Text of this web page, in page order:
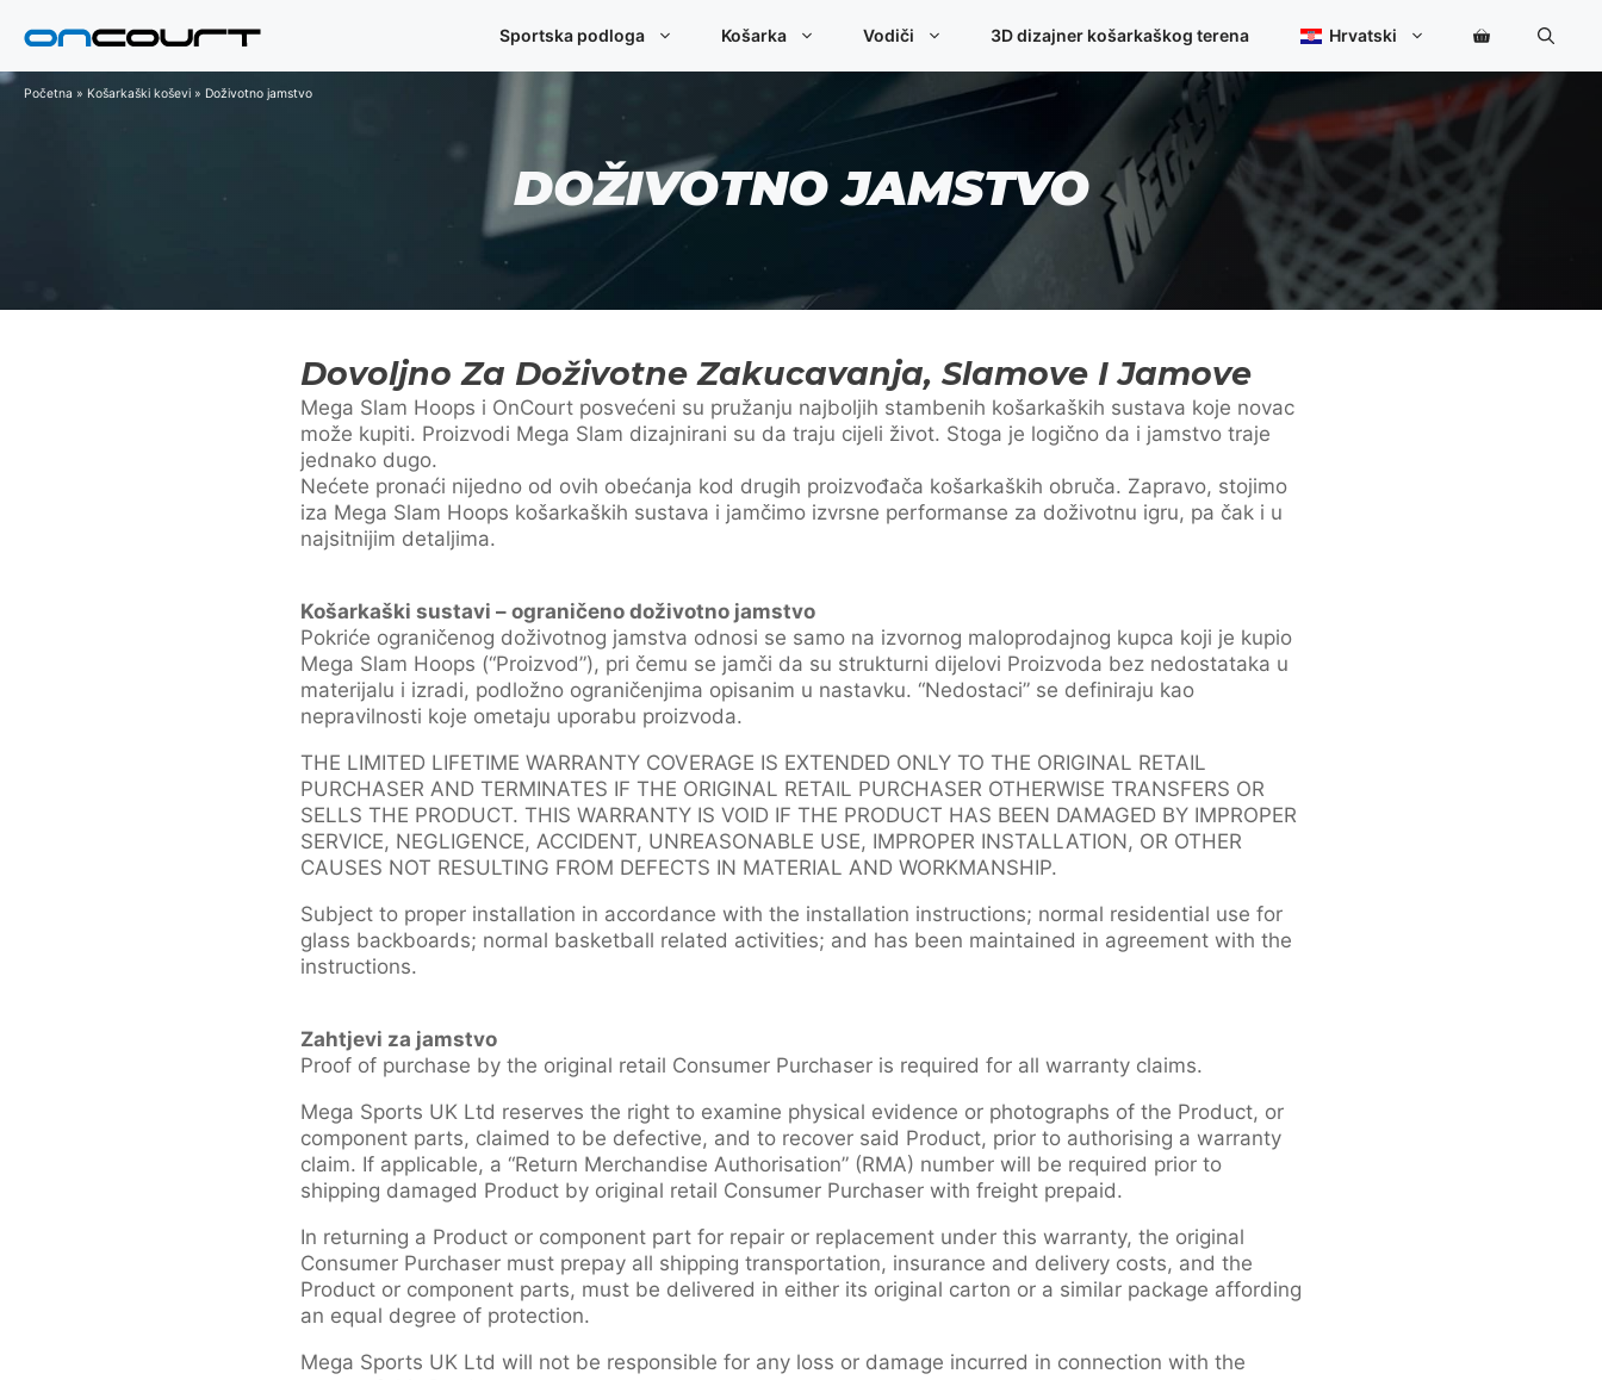
Sportska podloga Košarka Vodiči 3D dizajner košarkaškog terena Hrvatski
Početna » Košarkaški koševi » Doživotno jamstvo
DOŽIVOTNO JAMSTVO
Dovoljno Za Doživotne Zakucavanja, Slamove I Jamove
Mega Slam Hoops i OnCourt posvećeni su pružanju najboljih stambenih košarkaških sustava koje novac
može kupiti. Proizvodi Mega Slam dizajnirani su da traju cijeli život. Stoga je logično da i jamstvo traje
jednako dugo.
Nećete pronaći nijedno od ovih obećanja kod drugih proizvođača košarkaških obruča. Zapravo, stojimo
iza Mega Slam Hoops košarkaških sustava i jamčimo izvrsne performanse za doživotnu igru, pa čak i u
najsitnijim detaljima.
Košarkaški sustavi – ograničeno doživotno jamstvo
Pokriće ograničenog doživotnog jamstva odnosi se samo na izvornog maloprodajnog kupca koji je kupio
Mega Slam Hoops (“Proizvod”), pri čemu se jamči da su strukturni dijelovi Proizvoda bez nedostataka u
materijalu i izradi, podložno ograničenjima opisanim u nastavku. “Nedostaci” se definiraju kao
nepravilnosti koje ometaju uporabu proizvoda.
THE LIMITED LIFETIME WARRANTY COVERAGE IS EXTENDED ONLY TO THE ORIGINAL RETAIL
PURCHASER AND TERMINATES IF THE ORIGINAL RETAIL PURCHASER OTHERWISE TRANSFERS OR
SELLS THE PRODUCT. THIS WARRANTY IS VOID IF THE PRODUCT HAS BEEN DAMAGED BY IMPROPER
SERVICE, NEGLIGENCE, ACCIDENT, UNREASONABLE USE, IMPROPER INSTALLATION, OR OTHER
CAUSES NOT RESULTING FROM DEFECTS IN MATERIAL AND WORKMANSHIP.
Subject to proper installation in accordance with the installation instructions; normal residential use for
glass backboards; normal basketball related activities; and has been maintained in agreement with the
instructions.
Zahtjevi za jamstvo
Proof of purchase by the original retail Consumer Purchaser is required for all warranty claims.
Mega Sports UK Ltd reserves the right to examine physical evidence or photographs of the Product, or
component parts, claimed to be defective, and to recover said Product, prior to authorising a warranty
claim. If applicable, a “Return Merchandise Authorisation” (RMA) number will be required prior to
shipping damaged Product by original retail Consumer Purchaser with freight prepaid.
In returning a Product or component part for repair or replacement under this warranty, the original
Consumer Purchaser must prepay all shipping transportation, insurance and delivery costs, and the
Product or component parts, must be delivered in either its original carton or a similar package affording
an equal degree of protection.
Mega Sports UK Ltd will not be responsible for any loss or damage incurred in connection with the